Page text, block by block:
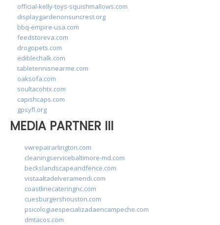
official-kelly-toys-squishmallows.com
displaygardenonsuncrest.org
bbq-empire-usa.com
feedstoreva.com
drogopets.com
ediblechalk.com
tabletennisnearme.com
oaksofa.com
soultacohtx.com
capishcaps.com
gpsyfl.org
MEDIA PARTNER III
vwrepairarlington.com
cleaningservicebaltimore-md.com
beckslandscapeandfence.com
vistaaltadelveramendi.com
coastlinecateringnc.com
cuesburgershouston.com
psicologiaespecializadaencampeche.com
dmtacos.com